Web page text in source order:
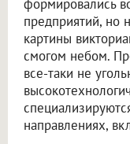
формировались
предприятий, но
картины
смогом небом.
все-таки не
направлениях,